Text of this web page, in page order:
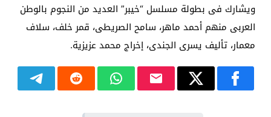
ويشارك فى بطولة مسلسل “خيبر” العديد من النجوم بالوطن
العربى منهم أحمد ماهر، سامح الصريطى، قمر خلف، سلاف
معمار، تأليف يسرى الجندى، إخراج محمد عزيزية.